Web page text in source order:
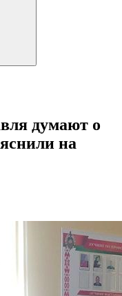
думают о
на